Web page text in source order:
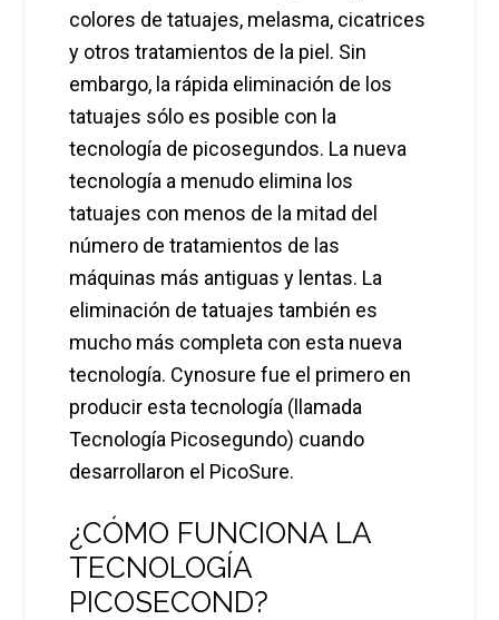
colores de tatuajes, melasma, cicatrices
y otros tratamientos de la piel. Sin
embargo, la rápida eliminación de los
tatuajes sólo es posible con la
tecnología de picosegundos. La nueva
tecnología a menudo elimina los
tatuajes con menos de la mitad del
número de tratamientos de las
máquinas más antiguas y lentas. La
eliminación de tatuajes también es
mucho más completa con esta nueva
tecnología. Cynosure fue el primero en
producir esta tecnología (llamada
Tecnología Picosegundo) cuando
desarrollaron el PicoSure.
¿CÓMO FUNCIONA LA
TECNOLOGÍA
PICOSECOND?